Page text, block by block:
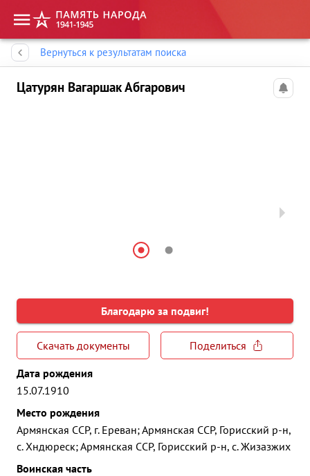
Вернуться к результатам поиска
Цатурян Вагаршак Абгарович
Благодарю за подвиг!
Скачать документы
Поделиться
Дата рождения
15.07.1910
Место рождения
Армянская ССР, г. Ереван; Армянская ССР, Горисский р-н,
с. Хндюреск; Армянская ССР, Горисский р-н, с. Жизазжих
Воинская часть
Память народа